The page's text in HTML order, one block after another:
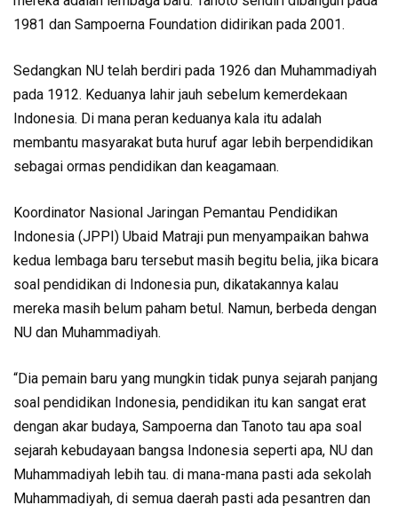
1981 dan Sampoerna Foundation didirikan pada 2001.
Sedangkan NU telah berdiri pada 1926 dan Muhammadiyah
pada 1912. Keduanya lahir jauh sebelum kemerdekaan
Indonesia. Di mana peran keduanya kala itu adalah
membantu masyarakat buta huruf agar lebih berpendidikan
sebagai ormas pendidikan dan keagamaan.
Koordinator Nasional Jaringan Pemantau Pendidikan
Indonesia (JPPI) Ubaid Matraji pun menyampaikan bahwa
kedua lembaga baru tersebut masih begitu belia, jika bicara
soal pendidikan di Indonesia pun, dikatakannya kalau
mereka masih belum paham betul. Namun, berbeda dengan
NU dan Muhammadiyah.
“Dia pemain baru yang mungkin tidak punya sejarah panjang
soal pendidikan Indonesia, pendidikan itu kan sangat erat
dengan akar budaya, Sampoerna dan Tanoto tau apa soal
sejarah kebudayaan bangsa Indonesia seperti apa, NU dan
Muhammadiyah lebih tau. di mana-mana pasti ada sekolah
Muhammadiyah, di semua daerah pasti ada pesantren dan